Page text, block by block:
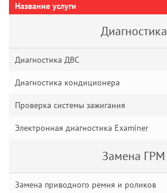
Название услуги
Диагностика
Диагностика ДВС
Диагностика кондиционера
Проверка системы зажигания
Электронная диагностика Examiner
Замена ГРМ
Замена приводного ремня и роликов